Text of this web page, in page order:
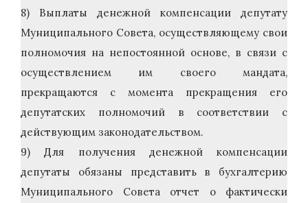
8) Выплаты денежной компенсации депутату
Муниципального Совета, осуществляющему свои
полномочия на непостоянной основе, в связи с
осуществлением им своего мандата,
прекращаются с момента прекращения его
депутатских полномочий в соответствии с
действующим законодательством.
9) Для получения денежной компенсации
депутаты обязаны представить в бухгалтерию
Муниципального Совета отчет о фактически